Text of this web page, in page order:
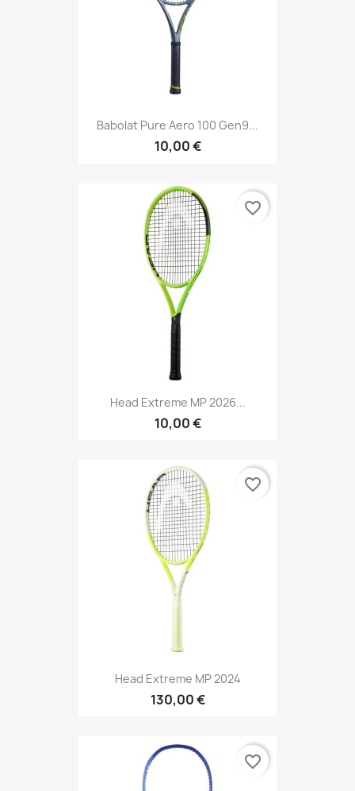
Babolat Pure Aero 100 Gen9...
10,00 €
Head Extreme MP 2026...
10,00 €
favorite_border
Head Extreme MP 2024
130,00 €
favorite_border
favorite_border